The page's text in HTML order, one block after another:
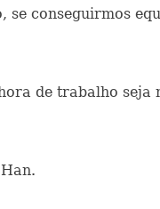
se conseguirmos
de trabalho seja